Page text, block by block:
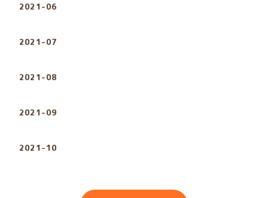
2021-06
2021-07
2021-08
2021-09
2021-10